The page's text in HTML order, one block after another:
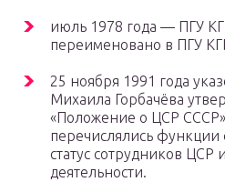
июль 1978 года — ПГУ
переименовано в ПГУ
25 ноября 1991 года
Михаила Горбачёва
«Положение о ЦСР
перечислялись функции
статус сотрудников ЦСР
деятельности.